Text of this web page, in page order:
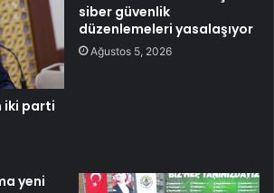
iki parti
siber güvenlik
düzenlemeleri yasalaşıyor
Ağustos 5, 2026
yeni